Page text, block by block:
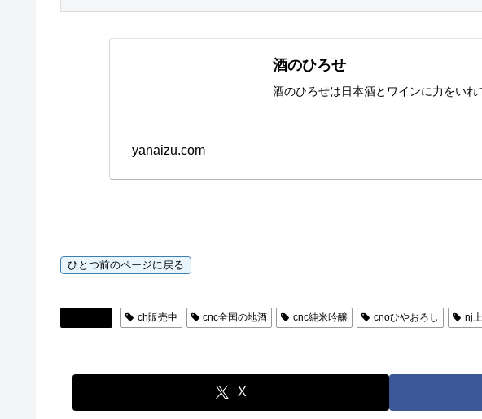
酒のひろせ
酒のひろせは日本酒とワインに力をい
yanaizu.com
ch販売中 cnc全国の地酒 cnc純米吟醸 cnoひやおろし nj
X